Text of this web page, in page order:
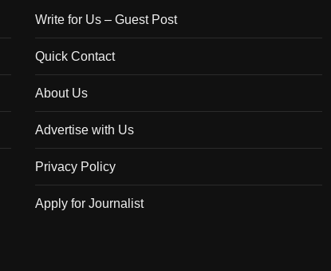
Write for Us – Guest Post
Quick Contact
About Us
Advertise with Us
Privacy Policy
Apply for Journalist